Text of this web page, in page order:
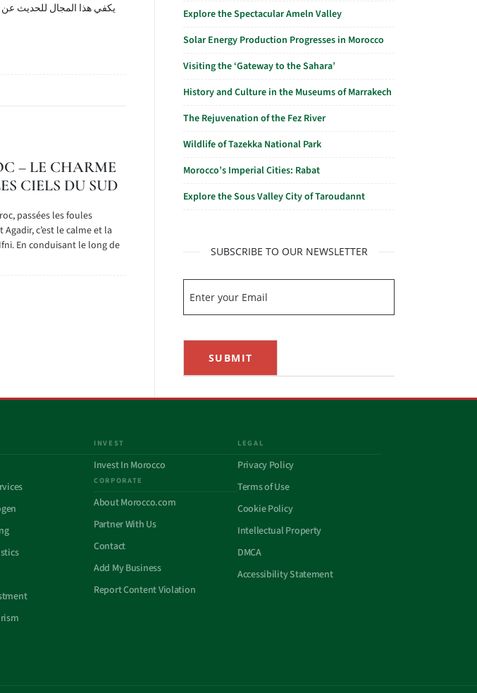
يكفي هذا المجال للحديث عن
– LE CHARME
CIELS DU SUD
passées les foules
c’est le calme et la
En conduisant le long de
Explore the Spectacular Ameln Valley
Solar Energy Production Progresses in Morocco
Visiting the ‘Gateway to the Sahara’
History and Culture in the Museums of Marrakech
The Rejuvenation of the Fez River
Wildlife of Tazekka National Park
Morocco’s Imperial Cities: Rabat
Explore the Sous Valley City of Taroudannt
SUBSCRIBE TO OUR NEWSLETTER
SUBMIT
INVEST
Invest In Morocco
CORPORATE
About Morocco.com
Partner With Us
Contact
Add My Business
Report Content Violation
LEGAL
Privacy Policy
Terms of Use
Cookie Policy
Intellectual Property
DMCA
Accessibility Statement